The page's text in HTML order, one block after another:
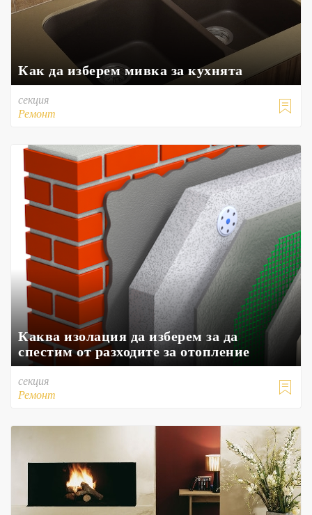
Как да изберем мивка за кухнята

секция
Ремонт
Каква изолация да изберем за да
спестим от разходите за отопление

секция
Ремонт